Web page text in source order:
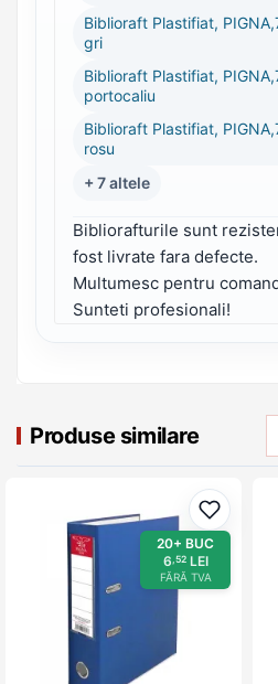
Biblioraft Plastifiat,
gri
Biblioraft Plastifiat,
portocaliu
Biblioraft Plastifiat,
rosu
+ 7 altele
Bibliorafturile sunt
fost livrate fara defecte.
Multumesc pentru
Sunteti profesionali!
Produse similare
20+ BUC
6,52LEI
FĂRĂ TVA